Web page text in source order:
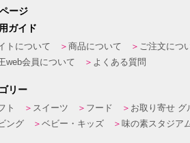
ージ
ガイド
トについて 商品について ご注文につ
web会員について
よくある質問
リー
ト スイーツ フード お取り寄せ グ
ング
ベビー・キッズ 味の素スタジア